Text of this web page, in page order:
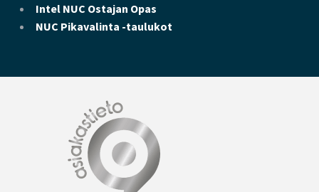
Intel NUC Ostajan Opas
NUC Pikavalinta -taulukot